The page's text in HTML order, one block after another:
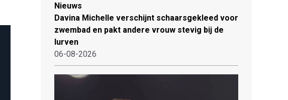
Nieuws
Davina Michelle verschijnt schaarsgekleed voor
zwembad en pakt andere vrouw stevig bij de
lurven
06-08-2026